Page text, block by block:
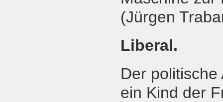
(Jürgen
Liberal.
Der politische
ein Kind der